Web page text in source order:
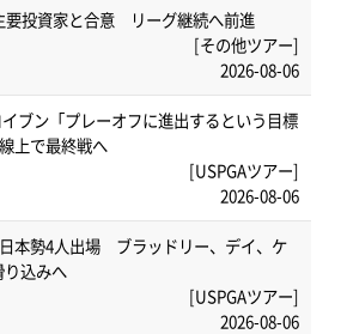
要投資家と合意 リーグ継続へ前進
[その他ツアー]
2026-08-06
ブン「プレーオフに進出するという目標
上で最終戦へ
[USPGAツアー]
2026-08-06
本勢4人出場 ブラッドリー、デイ、ケ
り込みへ
[USPGAツアー]
2026-08-06